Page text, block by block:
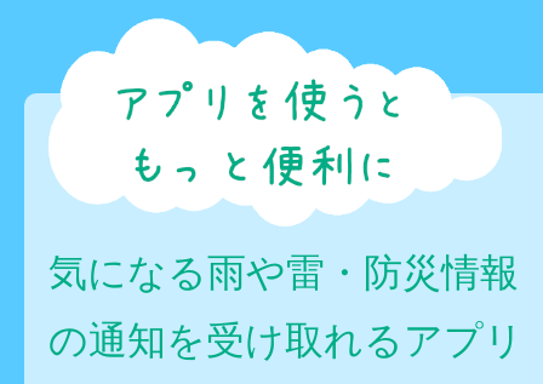
気になる雨や雷・防災情報
の通知を受け取れるアプリ